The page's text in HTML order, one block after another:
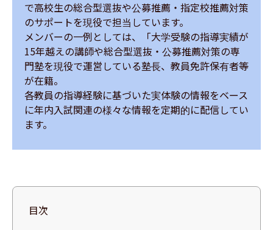
で高校生の総合型選抜や公募推薦・指定校推薦対策
のサポートを現役で担当しています。
メンバーの一例としては、「大学受験の指導実績が
15年越えの講師や総合型選抜・公募推薦対策の専
門塾を現役で運営している塾長、教員免許保有者等
が在籍。
各教員の指導経験に基づいた実体験の情報をベース
に年内入試関連の様々な情報を定期的に配信してい
ます。
目次